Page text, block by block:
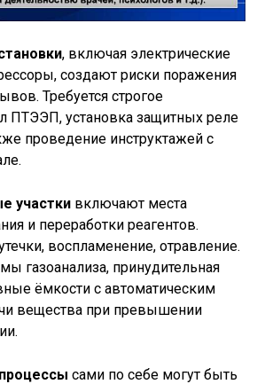
, включая электрические
создают риски поражения
Требуется строгое
ПТЭЭП, установка защитных реле
проведение инструктажей с
участки включают места
и переработки реагентов.
воспламенение, отравление.
газоанализа, принудительная
ёмкости с автоматическим
вещества при превышении
сами по себе могут быть